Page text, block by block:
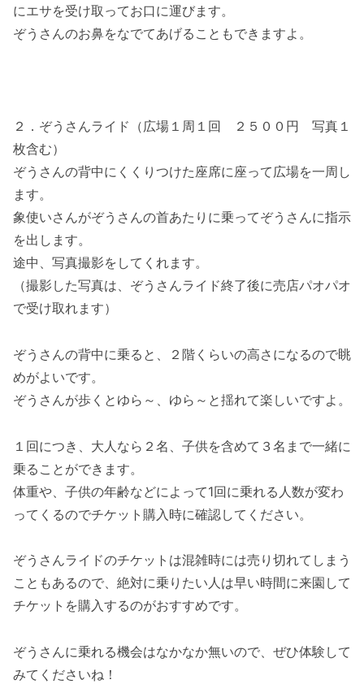
にエサを受け取ってお口に運びます。
ぞうさんのお鼻をなでてあげることもできますよ。
２．ぞうさんライド（広場１周１回 ２５００円 写真１
枚含む）
ぞうさんの背中にくくりつけた座席に座って広場を一周し
ます。
象使いさんがぞうさんの首あたりに乗ってぞうさんに指示
を出します。
途中、写真撮影をしてくれます。
（撮影した写真は、ぞうさんライド終了後に売店パオパオ
で受け取れます）
ぞうさんの背中に乗ると、２階くらいの高さになるので眺
めがよいです。
ぞうさんが歩くとゆら～、ゆら～と揺れて楽しいですよ。
１回につき、大人なら２名、子供を含めて３名まで一緒に
乗ることができます。
体重や、子供の年齢などによって1回に乗れる人数が変わ
ってくるのでチケット購入時に確認してください。
ぞうさんライドのチケットは混雑時には売り切れてしまう
こともあるので、絶対に乗りたい人は早い時間に来園して
チケットを購入するのがおすすめです。
ぞうさんに乗れる機会はなかなか無いので、ぜひ体験して
みてくださいね！